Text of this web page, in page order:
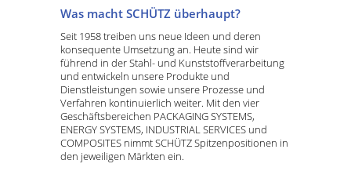
Was macht SCHÜTZ überhaupt?
Seit 1958 treiben uns neue Ideen und deren
konsequente Umsetzung an. Heute sind wir
führend in der Stahl- und Kunststoffverarbeitung
und entwickeln unsere Produkte und
Dienstleistungen sowie unsere Prozesse und
Verfahren kontinuierlich weiter. Mit den vier
Geschäftsbereichen PACKAGING SYSTEMS,
ENERGY SYSTEMS, INDUSTRIAL SERVICES und
COMPOSITES nimmt SCHÜTZ Spitzenpositionen in
den jeweiligen Märkten ein.